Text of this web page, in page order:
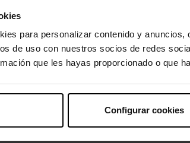
para personalizar contenido y
de uso con nuestros socios de redes
que les hayas proporcionado o que
Configurar cookies